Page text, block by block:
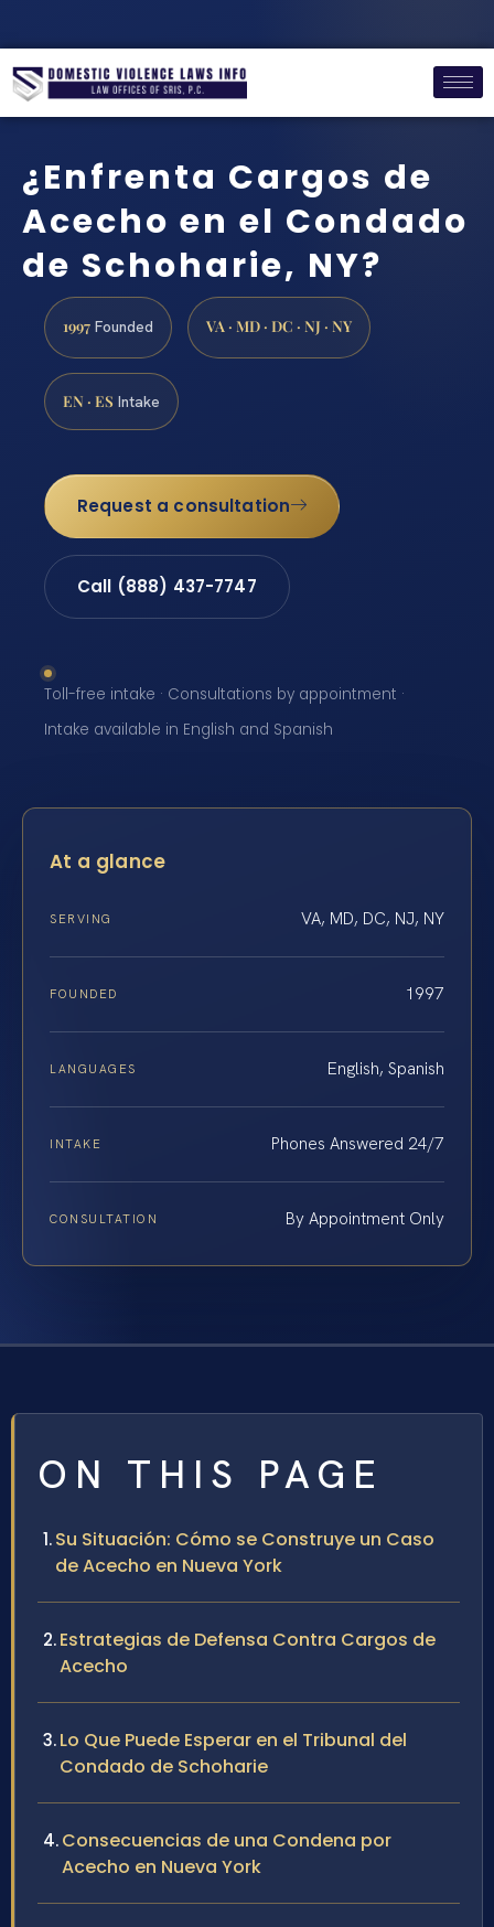
¿Enfrenta Cargos de
Acecho en el Condado
de Schoharie, NY?
1997 Founded VA · MD · DC · NJ · NY
EN · ES Intake
Request a consultation
Call (888) 437-7747
Toll-free intake · Consultations by appointment ·
Intake available in English and Spanish
At a glance
SERVING VA, MD, DC, NJ, NY
FOUNDED 1997
LANGUAGES English, Spanish
INTAKE Phones Answered 24/7
CONSULTATION By Appointment Only
ON THIS PAGE
Su Situación: Cómo se Construye un Caso
de Acecho en Nueva York
Estrategias de Defensa Contra Cargos de
Acecho
Lo Que Puede Esperar en el Tribunal del
Condado de Schoharie
Consecuencias de una Condena por
Acecho en Nueva York